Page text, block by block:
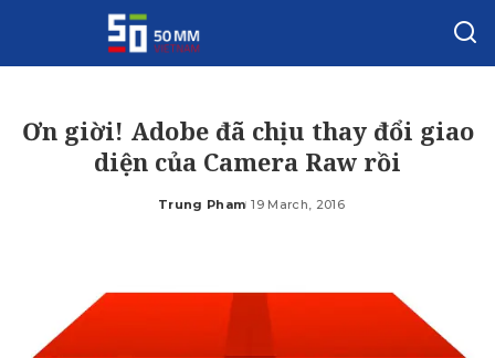
Ơn giời! Adobe đã chịu thay đổi giao
diện của Camera Raw rồi
Posted
Trung Pham 19 March, 2016